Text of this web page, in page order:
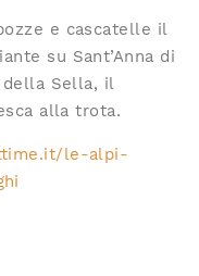
e cascatelle il
su Sant’Anna di
della Sella, il
alla trota.
le-alpi-